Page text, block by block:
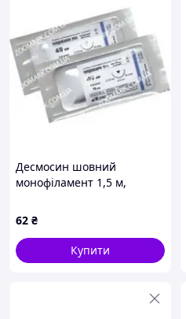
Десмосин шовний
монофіламент 1,5 м,
62 ₴
Купити